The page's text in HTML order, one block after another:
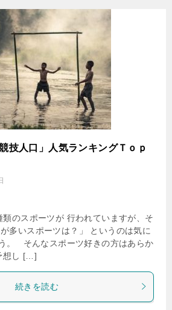
技人口」人気ランキングＴｏｐ
のスポーツが 行われていますが、そ
多いスポーツは？」 というのは気に
。 そんなスポーツ好きの方はあらか
想し […]
続きを読む